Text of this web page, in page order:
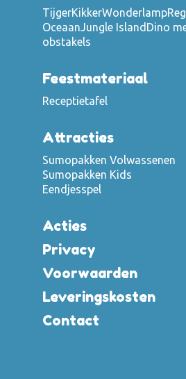
TijgerKikkerWonderlamp
OceaanJungle Island Dino
obstakels
Feestmateriaal
Receptietafel
Attracties
Sumopakken Volwassenen
Sumopakken Kids
Eendjesspel
Acties
Privacy
Voorwaarden
Leveringskosten
Contact